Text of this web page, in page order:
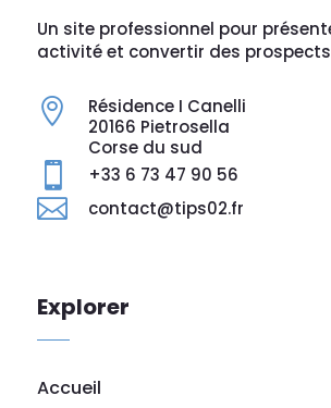
Un site professionnel pour
activité et convertir des

Résidence I Canelli
20166 Pietrosella
Corse du sud
 +33 6 73 47 90 56
 contact@tips02.fr
Explorer
Accueil